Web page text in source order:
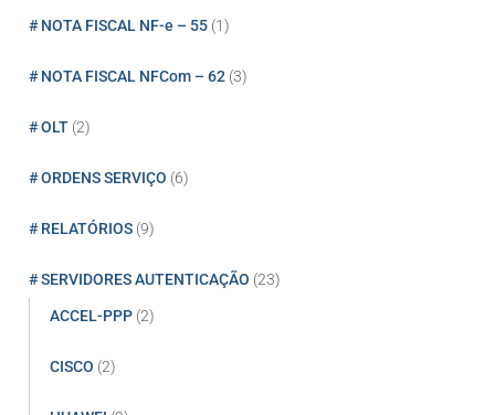
# NOTA FISCAL NF-e – 55 (1)
# NOTA FISCAL NFCom – 62 (3)
# OLT (2)
# ORDENS SERVIÇO (6)
# RELATÓRIOS (9)
# SERVIDORES AUTENTICAÇÃO (23)
ACCEL-PPP (2)
CISCO (2)